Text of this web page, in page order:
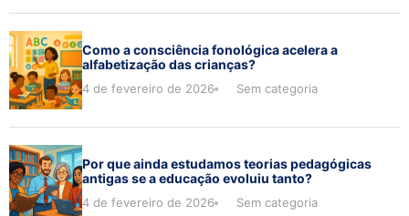
Como a consciência fonológica acelera a
alfabetização das crianças?
4 de fevereiro de 2026 Sem categoria
Por que ainda estudamos teorias pedagógicas
antigas se a educação evoluiu tanto?
4 de fevereiro de 2026 Sem categoria